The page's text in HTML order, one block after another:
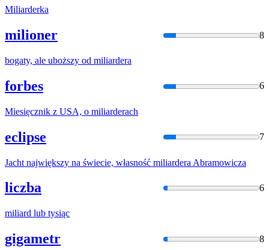
Miliarderka
milioner 8
bogaty, ale uboższy od miliardera
forbes 6
Miesięcznik z USA, o miliarderach
eclipse 7
Jacht największy na świecie, własność miliardera Abramowicza
liczba 6
miliard lub tysiąc
gigametr 8